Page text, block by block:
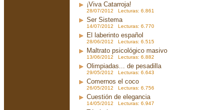
¡Viva Catarroja!
28/07/2012 Lecturas: 6.861
Ser Sistema
14/07/2012 Lecturas: 6.770
El laberinto español
28/06/2012 Lecturas: 6.515
Maltrato psicológico masivo
13/06/2012 Lecturas: 6.882
Olimpiadas... de pesadilla
29/05/2012 Lecturas: 6.643
Comernos el coco
26/05/2012 Lecturas: 6.756
Cuestión de elegancia
14/05/2012 Lecturas: 6.947